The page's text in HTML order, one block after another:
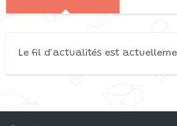
Le fil d'actualités est